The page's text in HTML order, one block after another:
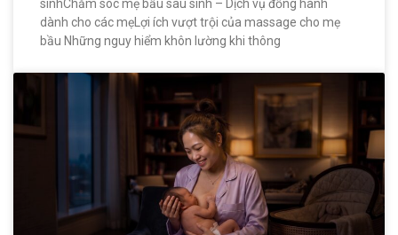
sinhChăm sóc mẹ bầu sau sinh – Dịch vụ đồng hành
dành cho các mẹLợi ích vượt trội của massage cho mẹ
bầu Những nguy hiểm khôn lường khi thông